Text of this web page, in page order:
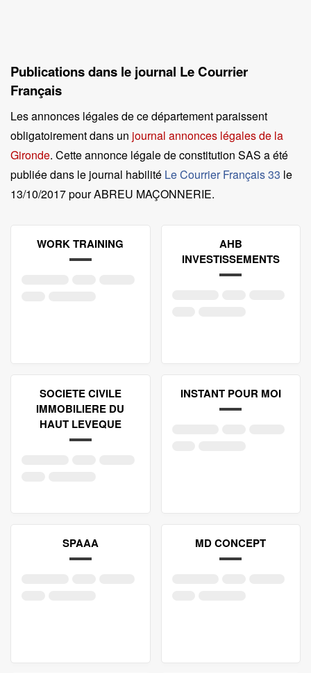
Publications dans le journal Le Courrier
Français
Les annonces légales de ce département paraissent
obligatoirement dans un journal annonces légales de la
Gironde. Cette annonce légale de constitution SAS a été
publiée dans le journal habilité Le Courrier Français 33 le
13/10/2017 pour ABREU MAÇONNERIE.
WORK TRAINING
AHB
INVESTISSEMENTS
SOCIETE CIVILE
IMMOBILIERE DU
HAUT LEVEQUE
INSTANT POUR MOI
SPAAA MD CONCEPT